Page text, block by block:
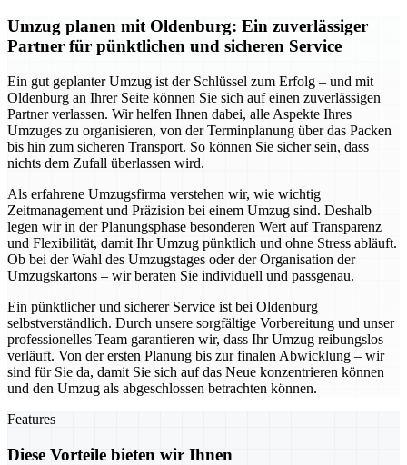
Umzug planen mit Oldenburg: Ein zuverlässiger
Partner für pünktlichen und sicheren Service
Ein gut geplanter Umzug ist der Schlüssel zum Erfolg – und mit
Oldenburg an Ihrer Seite können Sie sich auf einen zuverlässigen
Partner verlassen. Wir helfen Ihnen dabei, alle Aspekte Ihres
Umzuges zu organisieren, von der Terminplanung über das Packen
bis hin zum sicheren Transport. So können Sie sicher sein, dass
nichts dem Zufall überlassen wird.
Als erfahrene Umzugsfirma verstehen wir, wie wichtig
Zeitmanagement und Präzision bei einem Umzug sind. Deshalb
legen wir in der Planungsphase besonderen Wert auf Transparenz
und Flexibilität, damit Ihr Umzug pünktlich und ohne Stress abläuft.
Ob bei der Wahl des Umzugstages oder der Organisation der
Umzugskartons – wir beraten Sie individuell und passgenau.
Ein pünktlicher und sicherer Service ist bei Oldenburg
selbstverständlich. Durch unsere sorgfältige Vorbereitung und unser
professionelles Team garantieren wir, dass Ihr Umzug reibungslos
verläuft. Von der ersten Planung bis zur finalen Abwicklung – wir
sind für Sie da, damit Sie sich auf das Neue konzentrieren können
und den Umzug als abgeschlossen betrachten können.
Features
Diese Vorteile bieten wir Ihnen